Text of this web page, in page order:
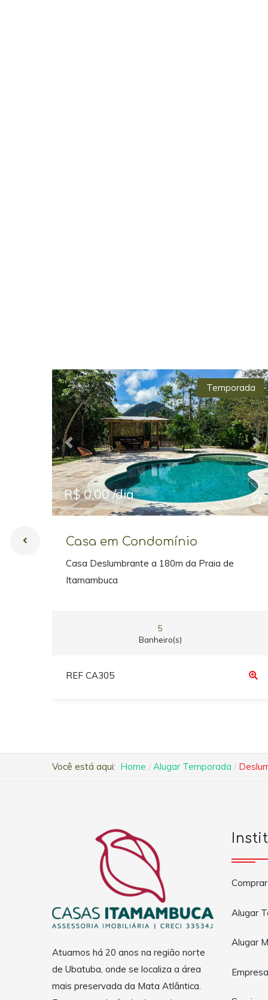
Previous
Temporada
R$ 0,00 /dia
Casa em Condomínio
Casa Deslumbrante a 180m da Praia de
Itamambuca
5
Banheiro(s)
REF CA305
Você está aqui: Home Alugar Temporada
Atuamos há 20 anos na região norte
de Ubatuba, onde se localiza a área
mais preservada da Mata Atlântica.
Comprar
Alugar
Alugar
Empresa